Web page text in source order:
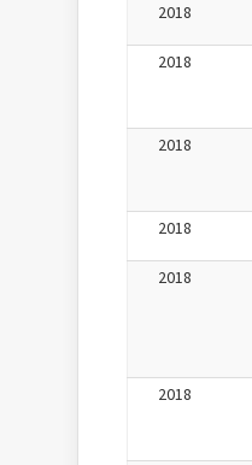
2018
2018
2018
2018
2018
2018